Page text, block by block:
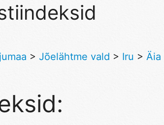
> Jõelähtme vald > Iru > Äia